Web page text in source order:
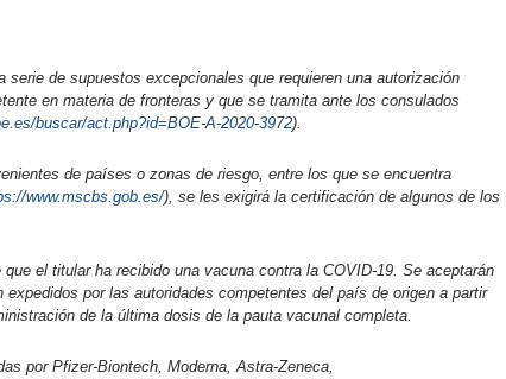
serie de supuestos excepcionales que requieren una autorización
en materia de fronteras y que se tramita ante los consulados
buscar/act.php?id=BOE-A-2020-3972).
de países o zonas de riesgo, entre los que se encuentra
www.mscbs.gob.es/), se les exigirá la certificación de algunos de los
que el titular ha recibido una vacuna contra la COVID-19. Se aceptarán
por las autoridades competentes del país de origen a partir
de la última dosis de la pauta vacunal completa.
por Pfizer-Biontech, Moderna, Astra-Zeneca,